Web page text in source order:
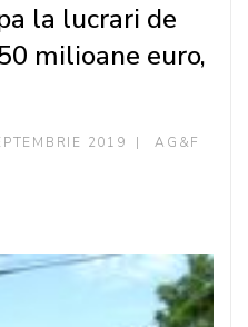
la lucrari de
milioane euro,
2019 AG&F